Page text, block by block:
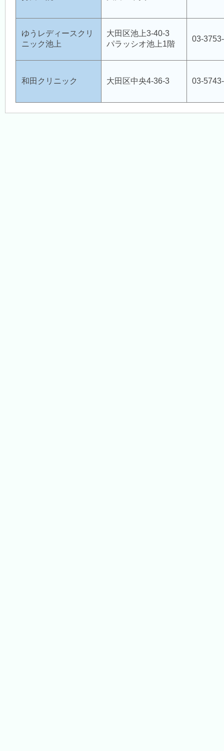
ゆうレディースクリ
ニック池上
大田区池上3-40-3
パラッシオ池上1階
03-
和田クリニック 大田区中央4-36-3 03-